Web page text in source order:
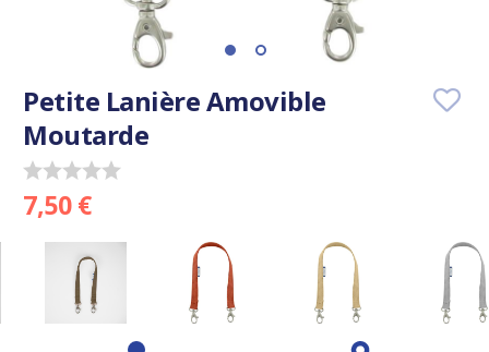
Petite Lanière Amovible
Moutarde
7,50 €